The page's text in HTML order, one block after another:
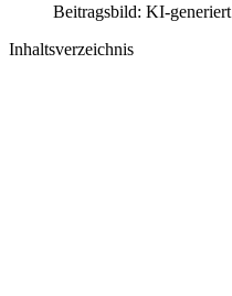
Beitragsbild: KI-generiert
Inhaltsverzeichnis